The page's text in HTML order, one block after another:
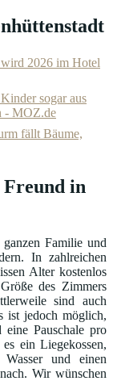
wird 2026 im Hotel
sogar aus
- MOZ.de
fällt Bäume,
in
Familie und
In zahlreichen
Alter kostenlos
des Zimmers
sind auch
ist jedoch möglich,
eine Pauschale pro
ein Liegekossen,
und einen
Wir wünschen